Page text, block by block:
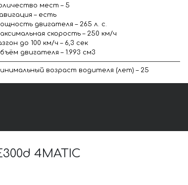
мест – 5
– есть
двигателя – 265 л. с.
скорость – 250 км/ч
до 100 км/ч – 6,3 сек
двигателя – 1.993 см3
возраст водителя (лет) – 25
4MATIC